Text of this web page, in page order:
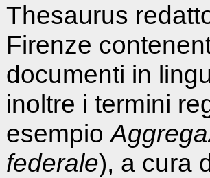
Thesaurus
Firenze
documenti in
inoltre i termini
esempio
federale), a cura